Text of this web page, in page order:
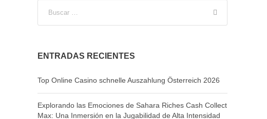
ENTRADAS RECIENTES
Top Online Casino schnelle Auszahlung Österreich 2026
Explorando las Emociones de Sahara Riches Cash Collect
Max: Una Inmersión en la Jugabilidad de Alta Intensidad